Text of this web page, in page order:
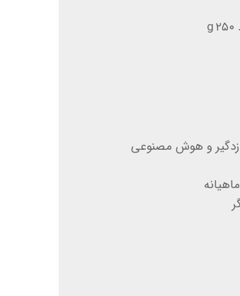
و هوش مصنوعی